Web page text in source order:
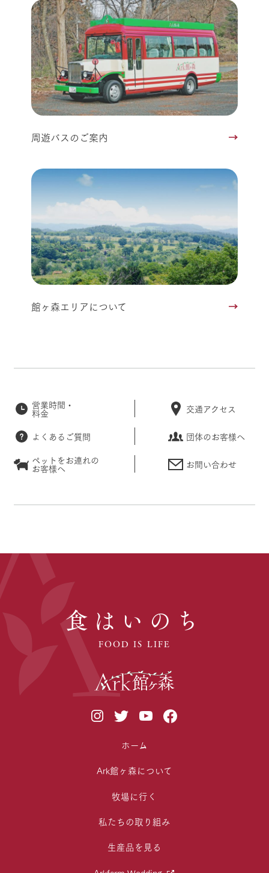
周遊バスのご案内
館ヶ森エリアについて
営業時間・
料金 交通アクセス
よくあるご質問
団体のお客様へ
ペットをお連れの
お客様へ お問い合わせ
食はいのち
FOOD IS LIFE
ホーム
Ark館ヶ森について
牧場に行く
私たちの取り組み
生産品を見る